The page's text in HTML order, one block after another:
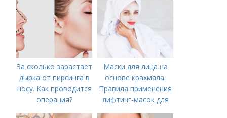
За сколько зарастает
дырка от пирсинга в
носу. Как проводится
операция?
Маски для лица на
основе крахмала.
Правила применения
лифтинг-масок для